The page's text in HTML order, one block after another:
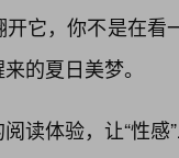
它，你不是在
的夏日美梦。
读体验，让“性